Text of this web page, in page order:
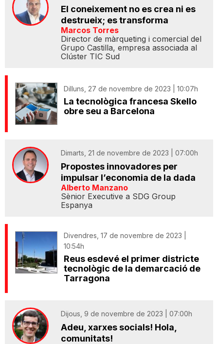
El coneixement no es crea ni es
destrueix; es transforma
Marcos Torres
Director de màrqueting i comercial del
Grupo Castilla, empresa associada al
Clúster TIC Sud
Dilluns, 27 de novembre de 2023 | 10:07h
La tecnològica francesa Skello
obre seu a Barcelona
Dimarts, 21 de novembre de 2023 | 07:00h
Propostes innovadores per
impulsar l’economia de la dada
Alberto Manzano
Sènior Executive a SDG Group
Espanya
Divendres, 17 de novembre de 2023 |
10:54h
Reus esdevé el primer districte
tecnològic de la demarcació de
Tarragona
Dijous, 9 de novembre de 2023 | 07:00h
Adeu, xarxes socials! Hola,
comunitats!